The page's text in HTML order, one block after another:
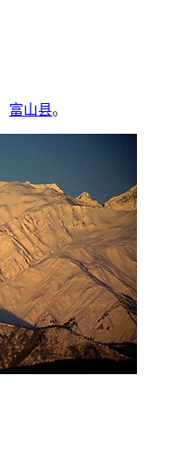
富山县。